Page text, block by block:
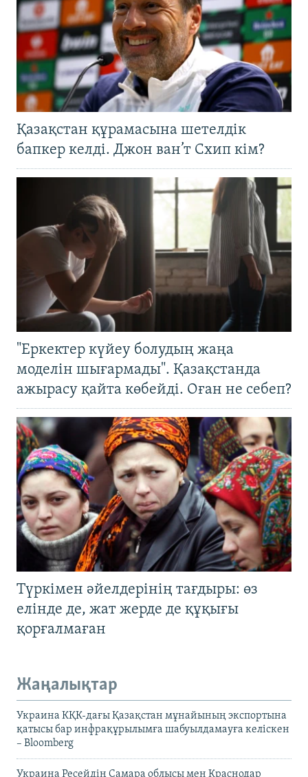
Қазақстан құрамасына шетелдік
бапкер келді. Джон ван’т Схип кім?
"Еркектер күйеу болудың жаңа
моделін шығармады". Қазақстанда
ажырасу қайта көбейді. Оған не себеп?
Түркімен әйелдерінің тағдыры: өз
елінде де, жат жерде де құқығы
қорғалмаған
Жаңалықтар
Украина КҚК-дағы Қазақстан мұнайының экспортына
қатысы бар инфрақұрылымға шабуылдамауға келіскен
– Bloomberg
Украина Ресейдің Самара облысы мен Краснодар